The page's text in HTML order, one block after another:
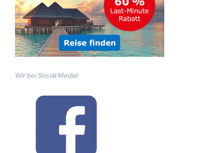
Wir bei Social Media!